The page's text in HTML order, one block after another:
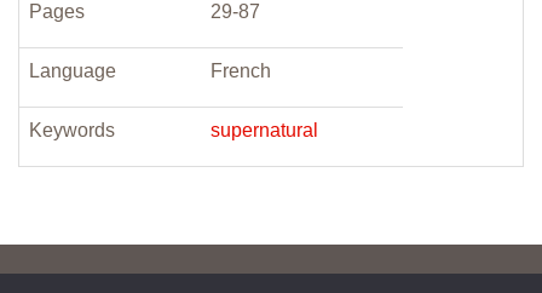
Pages 29-87
Language French
Keywords supernatural